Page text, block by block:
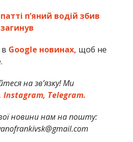
п’яний водій збив
Google новинах, щоб не
на зв’язку! Ми
Instagram, Telegram.
новини нам на пошту: